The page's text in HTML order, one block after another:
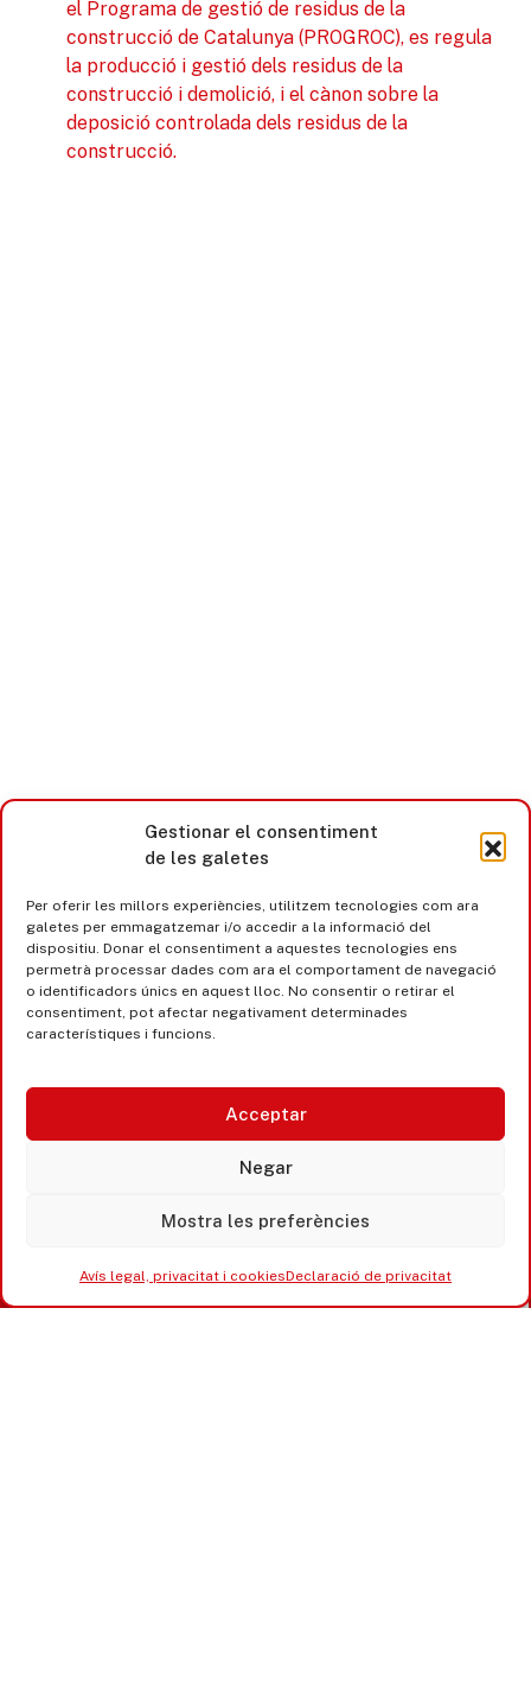
Gestionar el consentiment
de les galetes
Per oferir les millors experiències, utilitzem tecnologies com ara
galetes per emmagatzemar i/o accedir a la informació del
dispositiu. Donar el consentiment a aquestes tecnologies ens
permetrà processar dades com ara el comportament de navegació
o identificadors únics en aquest lloc. No consentir o retirar el
consentiment, pot afectar negativament determinades
característiques i funcions.
Acceptar
Negar
Mostra les preferències
Avís legal, privacitat i cookiesDeclaració de privacitat
el Programa de gestió de residus de la
construcció de Catalunya (PROGROC), es regula
la producció i gestió dels residus de la
construcció i demolició, i el cànon sobre la
deposició controlada dels residus de la
construcció.
Castell d’Aro · Platja d’Aro · S’Agaró
365 www.platjadaro